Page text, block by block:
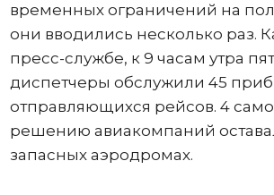
временных ограничений на
они вводились несколько раз.
пресс-службе, к 9 часам утра
диспетчеры обслужили 45
отправляющихся рейсов. 4
решению авиакомпаний
запасных аэродромах.